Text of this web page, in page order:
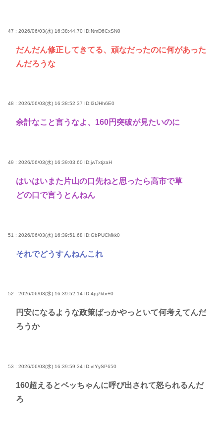
47 : 2026/06/03(水) 16:38:44.70 ID:NmD6CxSN0
だんだん修正してきてる、頑なだったのに何があった
んだろうな
48 : 2026/06/03(水) 16:38:52.37 ID:l3tJHh6E0
余計なこと言うなよ、160円突破が見たいのに
49 : 2026/06/03(水) 16:39:03.60 ID:jwTxtjzaH
はいはいまた片山の口先ねと思ったら高市で草
どの口で言うとんねん
51 : 2026/06/03(水) 16:39:51.68 ID:GbPUCMkk0
それでどうすんねんこれ
52 : 2026/06/03(水) 16:39:52.14 ID:4pj7kbr+0
円安になるような政策ばっかやっといて何考えてんだ
ろうか
53 : 2026/06/03(水) 16:39:59.34 ID:vIYySP650
160超えるとベッちゃんに呼び出されて怒られるんだ
ろ